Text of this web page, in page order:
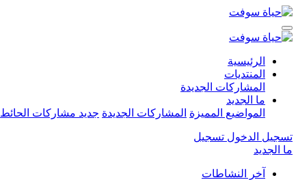
الرئيسية
المنتديات
المشاركات الجديدة
ما الجديد
المواضيع المميزة المشاركات الجديدة جديد مشاركات الحائط
تسجيل الدخول تسجيل
ما الجديد
آخر النشاطات